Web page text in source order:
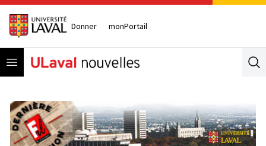
Donner monPortail
Open menu